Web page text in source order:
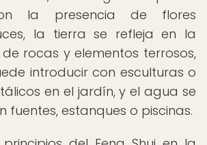
la presencia de flores
la tierra se refleja en la
rocas y elementos terrosos,
introducir con esculturas o
en el jardín, y el agua se
fuentes, estanques o piscinas.